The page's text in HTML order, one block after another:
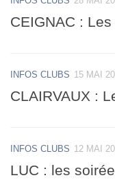
CEIGNAC :
INFOS CLUBS 15 MAI
CLAIRVAUX :
INFOS CLUBS 12 MAI
LUC : les